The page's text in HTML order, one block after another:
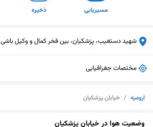
مسیریابی ذخیره
شهید دستغیب، پزشکیان، بین فخر کمال و وکیل باشی
مختصات جغرافیایی
ارومیه / خیابان پزشکیان
وضعیت هوا درخیابان پزشکیان